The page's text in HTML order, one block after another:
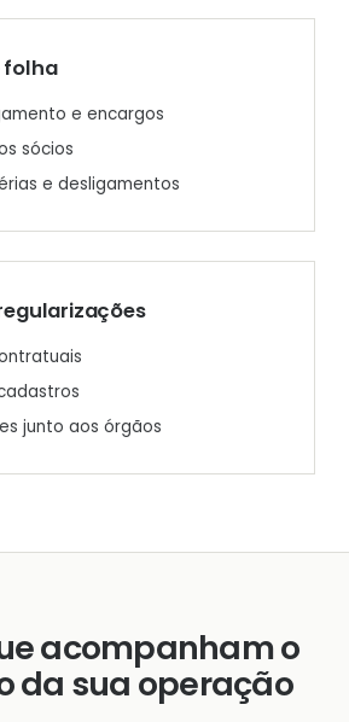
folha
e encargos
sócios
e desligamentos
junto aos órgãos
acompanham o
da sua operação